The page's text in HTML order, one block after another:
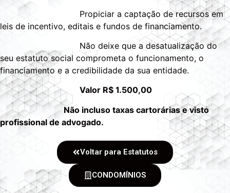
Propiciar a captação de recursos em
leis de incentivo, editais e fundos de financiamento.
Não deixe que a desatualização do
seu estatuto social comprometa o funcionamento, o
financiamento e a credibilidade da sua entidade.
Valor R$ 1.500,00
Não incluso taxas cartorárias e visto
profissional de advogado.
Voltar para Estatutos
CONDOMÍNIOS